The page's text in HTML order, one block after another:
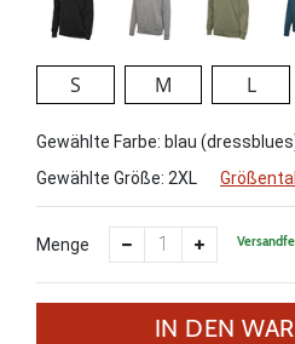
S M L
Gewählte Farbe: blau
Gewählte Größe: 2XL
Menge
IN DEN